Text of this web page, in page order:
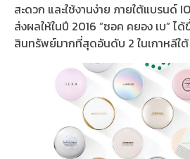
สะดวก และใช้งานง่าย ภายใต้แบรนด์
ส่งผลให้ในปี 2016 “ซอค คยอง เบ”
สินทรัพย์มากที่สุดอันดับ 2 ในเกาหลีใต้